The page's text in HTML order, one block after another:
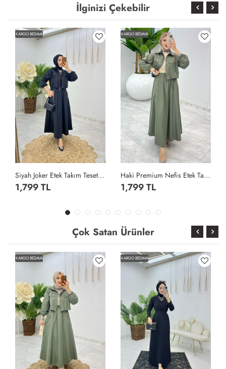
İlginizi Çekebilir
KARGO BEDAVA
Siyah Joker Etek Takım Tesettür Giyim Siyah
1,799 TL
KARGO BEDAVA
Haki Premium Nefis Etek Takım Tesettür Giyim Haki
1,799 TL
Çok Satan Ürünler
KARGO BEDAVA KARGO BEDAVA